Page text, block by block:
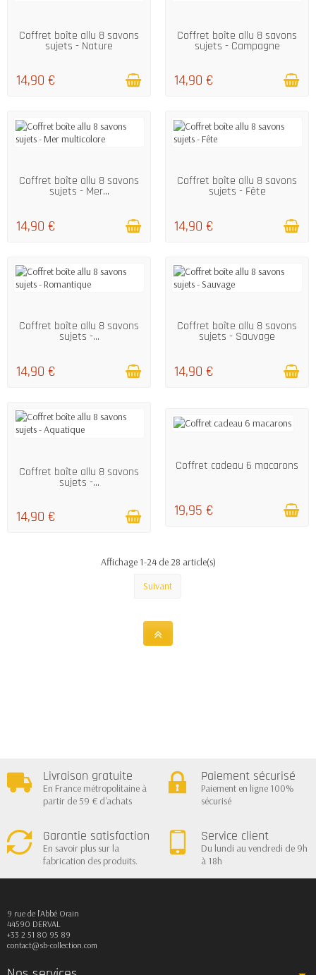
Coffret boîte allu 8 savons
sujets - Nature
14,90 €
Coffret boîte allu 8 savons
sujets - Campagne
14,90 €
Coffret boîte allu 8 savons
sujets - Mer...
14,90 €
Coffret boîte allu 8 savons
sujets - Fête
14,90 €
Coffret boîte allu 8 savons
sujets -...
14,90 €
Coffret boîte allu 8 savons
sujets - Sauvage
14,90 €
Coffret boîte allu 8 savons
sujets -...
14,90 €
Coffret cadeau 6 macarons
19,95 €
Affichage 1-24 de 28 article(s)
Suivant
Livraison gratuite
En France métropolitaine à
partir de 59 € d'achats
Paiement sécurisé
Paiement en ligne 100%
sécurisé
Garantie satisfaction
En savoir plus sur la
fabrication des produits.
Service client
Du lundi au vendredi de 9h
à 18h
9 rue de l'Abbé Orain
44590 DERVAL
+33 2 51 80 95 89
contact@sb-collection.com